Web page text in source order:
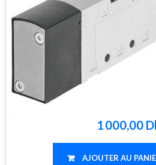
1 000,00
AJOUTER AU